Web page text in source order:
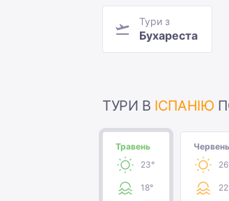
Тури з
Бухареста
ТУРИ В ІСПАНІЮ
Травень
23°
18°
Червень